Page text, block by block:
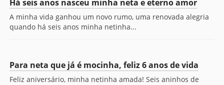
Há seis anos nasceu minha neta e eterno amor
A minha vida ganhou um novo rumo, uma renovada alegria
quando há seis anos minha netinha...
Para neta que já é mocinha, feliz 6 anos de vida
Feliz aniversário, minha netinha amada! Seis aninhos de